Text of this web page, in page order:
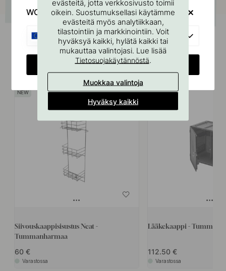
Liittyvät tuotteet
Siivouskaappisisustus Neat -
Tummanharmaa
60
Varastossa
Lääkekaappi -
112.50
Varastossa
evästeitä, jotta verkkosivusto toimii
oikein. Suostumuksellasi käytämme
evästeitä myös analytiikkaan,
tilastointiin ja markkinointiin. Voit
hyväksyä kaikki, hylätä kaikki tai
mukauttaa valintojasi. Lue lisää
Tietosuojakäytännöstä.
Muokkaa valintoja
Hyväksy kaikki
WOULD YOU RATHER VISIT?
EU
CHANGE COUNTRY